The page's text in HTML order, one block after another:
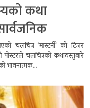
कथा
चलचित्र ‘मास्टर्नी’ को टिजर
चलचित्रको कथावस्तुबारे
भावनात्मक...